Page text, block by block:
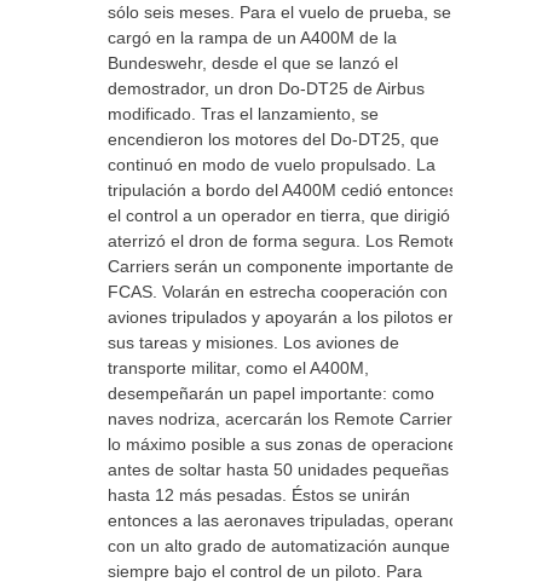
sólo seis meses. Para el vuelo de prueba, se
cargó en la rampa de un A400M de la
Bundeswehr, desde el que se lanzó el
demostrador, un dron Do-DT25 de Airbus
modificado. Tras el lanzamiento, se
encendieron los motores del Do-DT25, que
continuó en modo de vuelo propulsado. La
tripulación a bordo del A400M cedió entonces
el control a un operador en tierra, que dirigió y
aterrizó el dron de forma segura. Los Remote
Carriers serán un componente importante del
FCAS. Volarán en estrecha cooperación con
aviones tripulados y apoyarán a los pilotos en
sus tareas y misiones. Los aviones de
transporte militar, como el A400M,
desempeñarán un papel importante: como
naves nodriza, acercarán los Remote Carriers
lo máximo posible a sus zonas de operaciones
antes de soltar hasta 50 unidades pequeñas o
hasta 12 más pesadas. Éstos se unirán
entonces a las aeronaves tripuladas, operando
con un alto grado de automatización aunque
siempre bajo el control de un piloto. Para